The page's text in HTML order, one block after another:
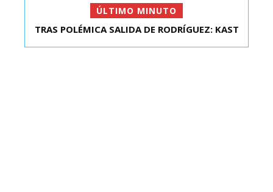
ÚLTIMO MINUTO
AUMENTAN A 71 LOS MUERTOS POR TERREMOTO
TRAS POLÉMICA SALIDA DE RODRÍGUEZ: KAST